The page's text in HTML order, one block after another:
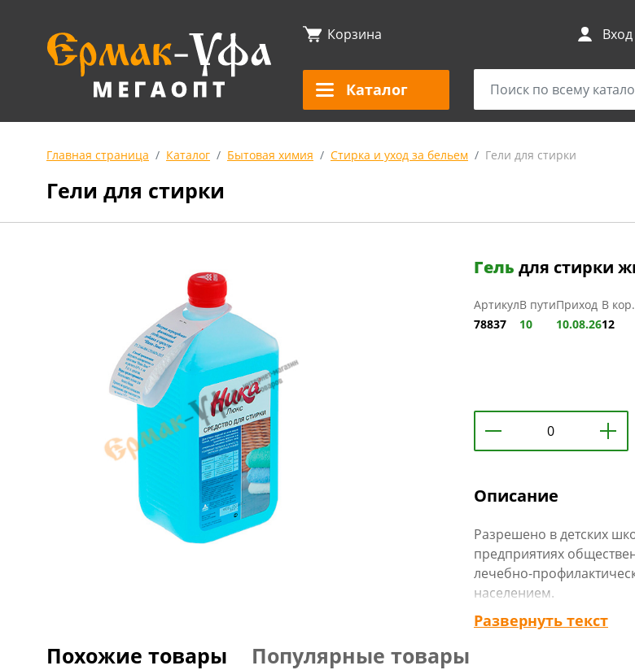
Корзина Вход
Каталог
Главная страница Каталог Бытовая химия Стирка и уход за бельем Гели для стирки
Гели для стирки
Гель для стирки
Артикул
78837
В пути
10
Приход
10.08.26
В кор.
12
Описание
Разрешено в детских
предприятиях
лечебно-
населением.
Для стирки изделий из
трикотажа вручную и в
Развернуть текст
Похожие товары Популярные товары